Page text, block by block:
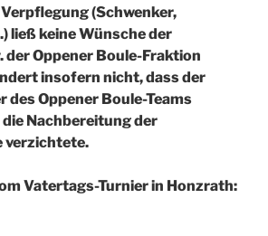
(Schwenker,
ließ keine Wünsche der
der Oppener Boule-Fraktion
insofern nicht, dass der
Oppener Boule-Teams
Nachbereitung der
verzichtete.
Vatertags-Turnier in Honzrath: